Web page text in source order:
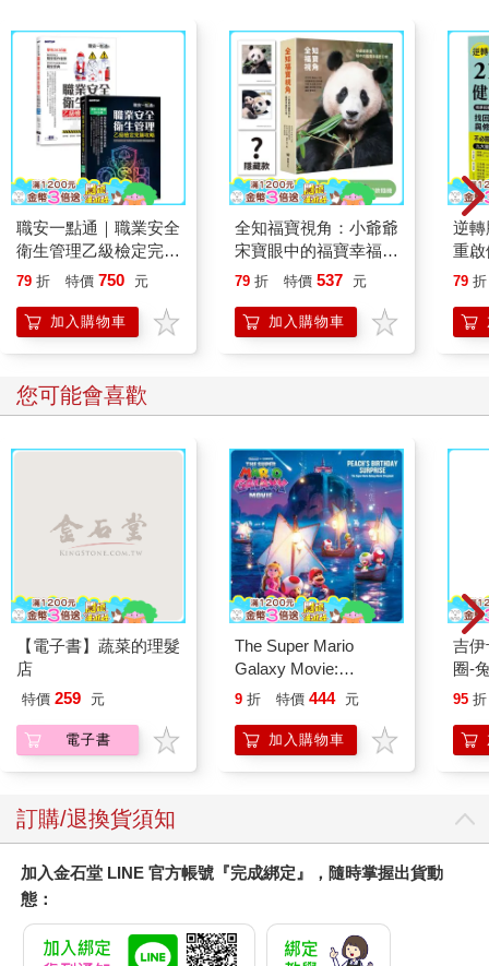
職安一點通｜職業安全
衛生管理乙級檢定完勝
攻略｜2026版(套書)
79 折 特價 750 元
加入購物車
全知福寶視角：小爺爺
宋寶眼中的福寶幸福肥
日常（首刷限量贈：拍
79 折 特價 537 元
加入購物車
逆轉
重
糖
復
79 折
您可能會喜歡
【電子書】蔬菜的理髮
店
特價 259 元
電子書
The Super Mario
Galaxy Movie:
Peach`s Birthday
Mario Galaxy Movie
Storybook
9 折 特價 444 元
加入購物車
吉伊卡哇
圈-
95 折
訂購/退換貨須知
加入金石堂 LINE 官方帳號『完成綁定』，隨時掌握出貨動
態：